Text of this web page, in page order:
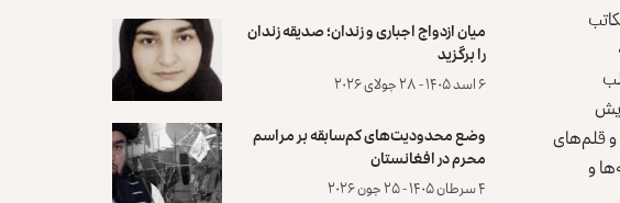
و قلم‌های
و
میان ازدواج اجباری و زندان؛ صدیقه زندان
را برگزید
۶ اسد ۱۴۰۵ - ۲۸ جولای ۲۰۲۶
وضع محدودیت‌های کم‌سابقه بر مراسم
محرم در افغانستان
۴ سرطان ۱۴۰۵ - ۲۵ جون ۲۰۲۶